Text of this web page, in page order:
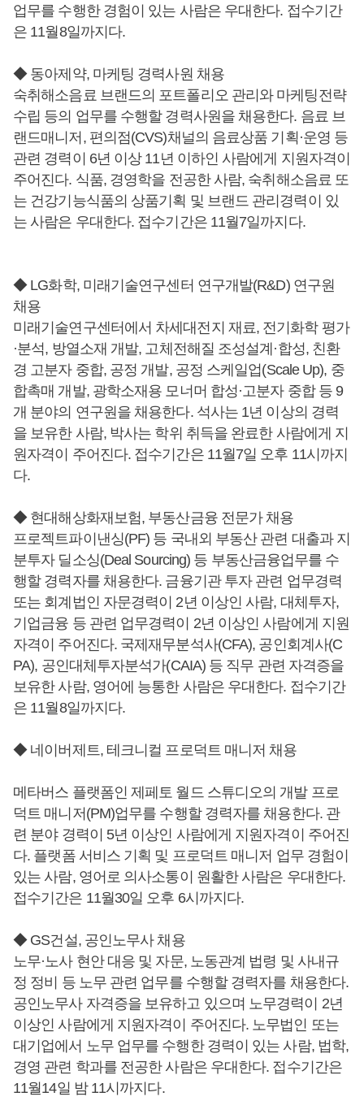
업무를 수행한 경험이 있는 사람은 우대한다. 접수기간
은 11월8일까지다.
◆ 동아제약, 마케팅 경력사원 채용
숙취해소음료 브랜드의 포트폴리오 관리와 마케팅전략
수립 등의 업무를 수행할 경력사원을 채용한다. 음료 브
랜드매니저, 편의점(CVS)채널의 음료상품 기획·운영 등
관련 경력이 6년 이상 11년 이하인 사람에게 지원자격이
주어진다. 식품, 경영학을 전공한 사람, 숙취해소음료 또
는 건강기능식품의 상품기획 및 브랜드 관리경력이 있
는 사람은 우대한다. 접수기간은 11월7일까지다.
◆ LG화학, 미래기술연구센터 연구개발(R&D) 연구원
채용
미래기술연구센터에서 차세대전지 재료, 전기화학 평가
·분석, 방열소재 개발, 고체전해질 조성설계·합성, 친환
경 고분자 중합, 공정 개발, 공정 스케일업(Scale Up), 중
합촉매 개발, 광학소재용 모너머 합성·고분자 중합 등 9
개 분야의 연구원을 채용한다. 석사는 1년 이상의 경력
을 보유한 사람, 박사는 학위 취득을 완료한 사람에게 지
원자격이 주어진다. 접수기간은 11월7일 오후 11시까지
다.
◆ 현대해상화재보험, 부동산금융 전문가 채용
프로젝트파이낸싱(PF) 등 국내외 부동산 관련 대출과 지
분투자 딜소싱(Deal Sourcing) 등 부동산금융업무를 수
행할 경력자를 채용한다. 금융기관 투자 관련 업무경력
또는 회계법인 자문경력이 2년 이상인 사람, 대체투자,
기업금융 등 관련 업무경력이 2년 이상인 사람에게 지원
자격이 주어진다. 국제재무분석사(CFA), 공인회계사(C
PA), 공인대체투자분석가(CAIA) 등 직무 관련 자격증을
보유한 사람, 영어에 능통한 사람은 우대한다. 접수기간
은 11월8일까지다.
◆ 네이버제트, 테크니컬 프로덕트 매니저 채용
메타버스 플랫폼인 제페토 월드 스튜디오의 개발 프로
덕트 매니저(PM)업무를 수행할 경력자를 채용한다. 관
련 분야 경력이 5년 이상인 사람에게 지원자격이 주어진
다. 플랫폼 서비스 기획 및 프로덕트 매니저 업무 경험이
있는 사람, 영어로 의사소통이 원활한 사람은 우대한다.
접수기간은 11월30일 오후 6시까지다.
◆ GS건설, 공인노무사 채용
노무·노사 현안 대응 및 자문, 노동관계 법령 및 사내규
정 정비 등 노무 관련 업무를 수행할 경력자를 채용한다.
공인노무사 자격증을 보유하고 있으며 노무경력이 2년
이상인 사람에게 지원자격이 주어진다. 노무법인 또는
대기업에서 노무 업무를 수행한 경력이 있는 사람, 법학,
경영 관련 학과를 전공한 사람은 우대한다. 접수기간은
11월14일 밤 11시까지다.